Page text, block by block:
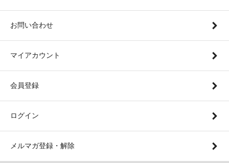
お問い合わせ
マイアカウント
会員登録
ログイン
メルマガ登録・解除